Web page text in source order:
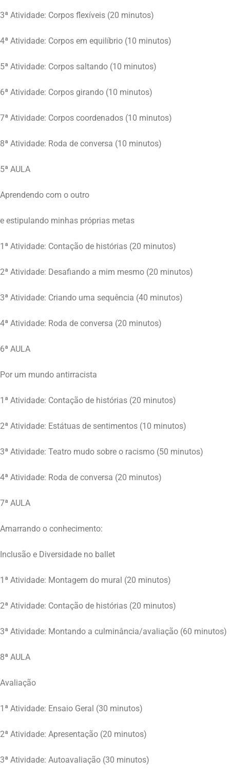
3ª Atividade: Corpos flexíveis (20 minutos)
4ª Atividade: Corpos em equilíbrio (10 minutos)
5ª Atividade: Corpos saltando (10 minutos)
6ª Atividade: Corpos girando (10 minutos)
7ª Atividade: Corpos coordenados (10 minutos)
8ª Atividade: Roda de conversa (10 minutos)
5ª AULA
Aprendendo com o outro
e estipulando minhas próprias metas
1ª Atividade: Contação de histórias (20 minutos)
2ª Atividade: Desafiando a mim mesmo (20 minutos)
3ª Atividade: Criando uma sequência (40 minutos)
4ª Atividade: Roda de conversa (20 minutos)
6ª AULA
Por um mundo antirracista
1ª Atividade: Contação de histórias (20 minutos)
2ª Atividade: Estátuas de sentimentos (10 minutos)
3ª Atividade: Teatro mudo sobre o racismo (50 minutos)
4ª Atividade: Roda de conversa (20 minutos)
7ª AULA
Amarrando o conhecimento:
Inclusão e Diversidade no ballet
1ª Atividade: Montagem do mural (20 minutos)
2ª Atividade: Contação de histórias (20 minutos)
3ª Atividade: Montando a culminância/avaliação (60 minutos)
8ª AULA
Avaliação
1ª Atividade: Ensaio Geral (30 minutos)
2ª Atividade: Apresentação (20 minutos)
3ª Atividade: Autoavaliação (30 minutos)